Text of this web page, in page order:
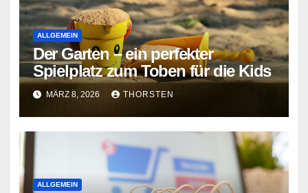
ALLGEMEIN
Der Garten – ein perfekter
Spielplatz zum Toben für die Kids
MÄRZ 8, 2026 THORSTEN
ALLGEMEIN